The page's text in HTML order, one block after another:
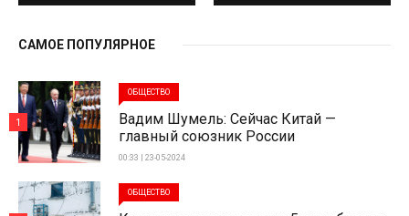
САМОЕ ПОПУЛЯРНОЕ
ОБЩЕСТВО
Вадим Шумель: Сейчас Китай —
главный союзник России
00:33 | 23-05-2024
1
ОБЩЕСТВО